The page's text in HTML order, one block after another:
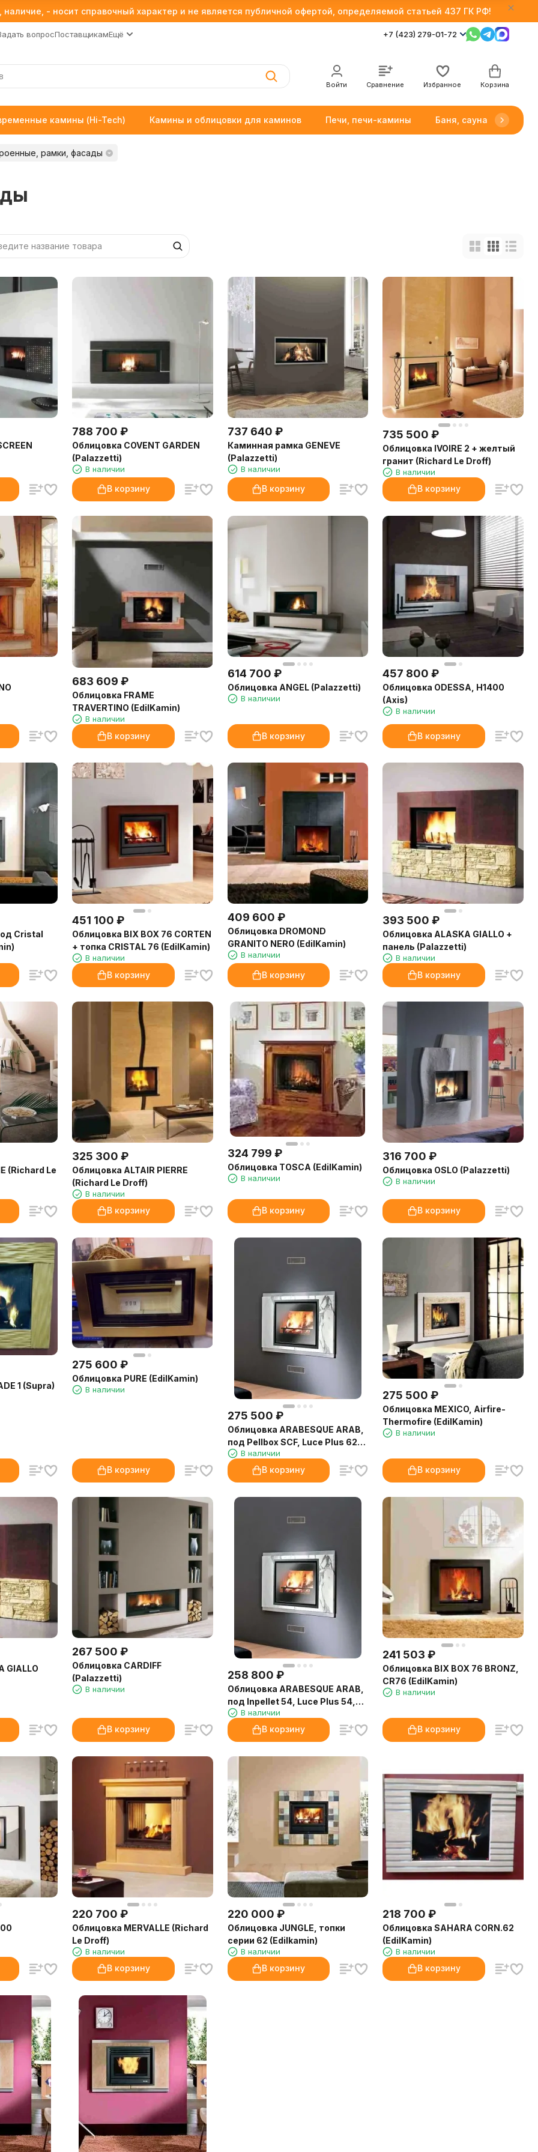
- носит справочный характер и не является публичной офертой, определяемой статьей 437 ГК РФ!
вопросПоставщикамЕщё +7 (423) 279-01-72
Войти Сравнение Избранное Корзина
камины (Hi-Tech) Камины и облицовки для каминов Печи, печи-камины Баня, сауна
рамки, фасады
788 700 ₽
Облицовка COVENT GARDEN
(Palazzetti)
В наличии
В корзину
737 640 ₽
Каминная рамка GENEVE
(Palazzetti)
В наличии
В корзину
735 500 ₽
Облицовка IVOIRE 2 + желтый
гранит (Richard Le Droff)
В наличии
В корзину
683 609 ₽
Облицовка FRAME
TRAVERTINO (EdilKamin)
В наличии
В корзину
614 700 ₽
Облицовка ANGEL (Palazzetti)
В наличии
В корзину
457 800 ₽
Облицовка ODESSA, H1400
(Axis)
В наличии
В корзину
Cristal
451 100 ₽
Облицовка BIX BOX 76 CORTEN
+ топка CRISTAL 76 (EdilKamin)
В наличии
В корзину
409 600 ₽
Облицовка DROMOND
GRANITO NERO (EdilKamin)
В наличии
В корзину
393 500 ₽
Облицовка ALASKA GIALLO +
панель (Palazzetti)
В наличии
В корзину
(Richard Le
325 300 ₽
Облицовка ALTAIR PIERRE
(Richard Le Droff)
В наличии
В корзину
324 799 ₽
Облицовка TOSCA (EdilKamin)
В наличии
В корзину
316 700 ₽
Облицовка OSLO (Palazzetti)
В наличии
В корзину
1 (Supra)
275 600 ₽
Облицовка PURE (EdilKamin)
В наличии
В корзину
275 500 ₽
Облицовка ARABESQUE ARAB,
под Pellbox SCF, Luce Plus 62
(EdilKamin)
В наличии
В корзину
275 500 ₽
Облицовка MEXICO, Airfire-
Thermofire (EdilKamin)
В наличии
В корзину
GIALLO
267 500 ₽
Облицовка CARDIFF
(Palazzetti)
В наличии
В корзину
258 800 ₽
Облицовка ARABESQUE ARAB,
под Inpellet 54, Luce Plus 54,
Deco, Riga (EdilKamin)
В наличии
В корзину
241 503 ₽
Облицовка BIX BOX 76 BRONZ,
CR76 (EdilKamin)
В наличии
В корзину
220 700 ₽
Облицовка MERVALLE (Richard
Le Droff)
В наличии
В корзину
220 000 ₽
Облицовка JUNGLE, топки
серии 62 (Edilkamin)
В наличии
В корзину
218 700 ₽
Облицовка SAHARA CORN.62
(EdilKamin)
В наличии
В корзину